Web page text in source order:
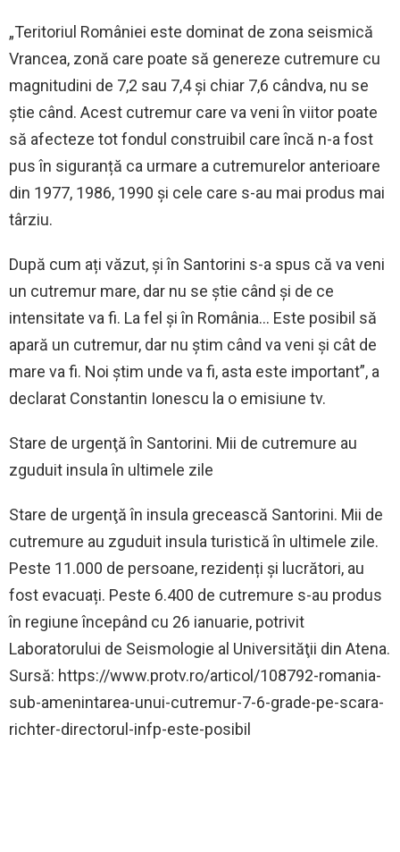
„Teritoriul României este dominat de zona seismică
Vrancea, zonă care poate să genereze cutremure cu
magnitudini de 7,2 sau 7,4 și chiar 7,6 cândva, nu se
știe când. Acest cutremur care va veni în viitor poate
să afecteze tot fondul construibil care încă n-a fost
pus în siguranță ca urmare a cutremurelor anterioare
din 1977, 1986, 1990 și cele care s-au mai produs mai
târziu.
După cum ați văzut, și în Santorini s-a spus că va veni
un cutremur mare, dar nu se știe când și de ce
intensitate va fi. La fel și în România… Este posibil să
apară un cutremur, dar nu știm când va veni și cât de
mare va fi. Noi știm unde va fi, asta este important”, a
declarat Constantin Ionescu la o emisiune tv.
Stare de urgenţă în Santorini. Mii de cutremure au
zguduit insula în ultimele zile
Stare de urgenţă în insula grecească Santorini. Mii de
cutremure au zguduit insula turistică în ultimele zile.
Peste 11.000 de persoane, rezidenți și lucrători, au
fost evacuați. Peste 6.400 de cutremure s-au produs
în regiune începând cu 26 ianuarie, potrivit
Laboratorului de Seismologie al Universităţii din Atena.
Sursă: https://www.protv.ro/articol/108792-romania-
sub-amenintarea-unui-cutremur-7-6-grade-pe-scara-
richter-directorul-infp-este-posibil